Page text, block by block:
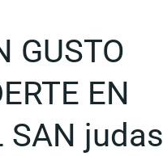
GUSTO
EN
SAN judas